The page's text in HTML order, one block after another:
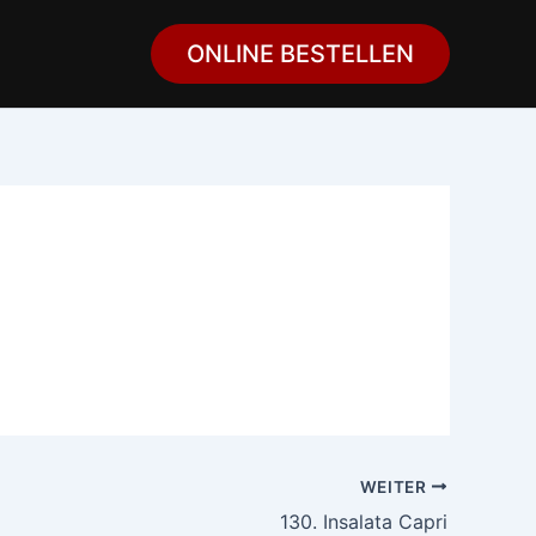
ONLINE BESTELLEN
WEITER
130. Insalata Capri